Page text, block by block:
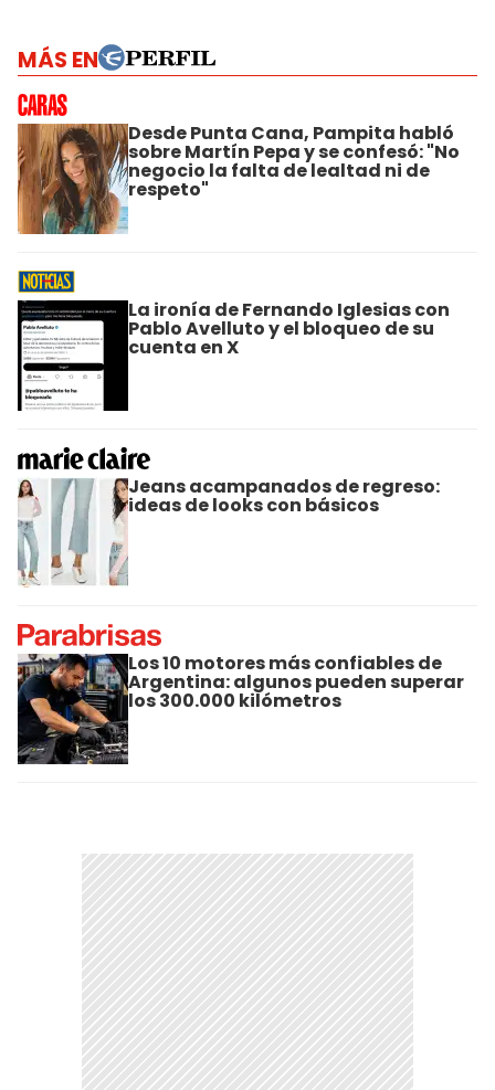
MÁS EN
Desde Punta Cana, Pampita habló
sobre Martín Pepa y se confesó: "No
negocio la falta de lealtad ni de
respeto"
La ironía de Fernando Iglesias con
Pablo Avelluto y el bloqueo de su
cuenta en X
Jeans acampanados de regreso:
ideas de looks con básicos
Los 10 motores más confiables de
Argentina: algunos pueden superar
los 300.000 kilómetros